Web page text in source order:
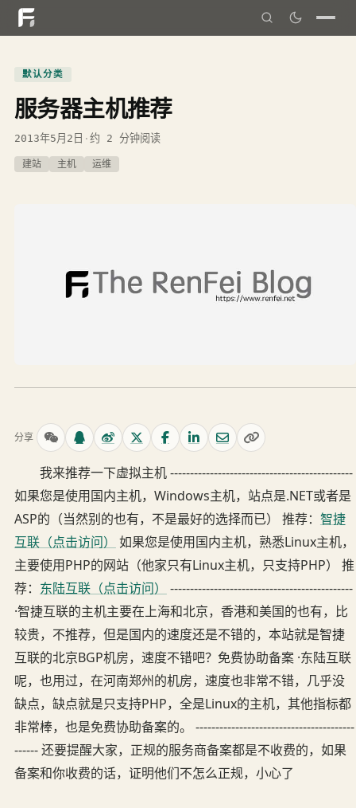
默认分类
服务器主机推荐
2013年5月2日 · 约 2 分钟阅读
建站 主机 运维
分享
我来推荐一下虚拟主机 ----------------------------------------------
如果您是使用国内主机，Windows主机，站点是.NET或者是
ASP的（当然别的也有，不是最好的选择而已） 推荐： 智捷
互联（点击访问）
如果您是使用国内主机，熟悉Linux主机，
主要使用PHP的网站（他家只有Linux主机，只支持PHP） 推
荐： 东陆互联（点击访问）
----------------------------------------------
·智捷互联的主机主要在上海和北京，香港和美国的也有，比
较贵，不推荐，但是国内的速度还是不错的，本站就是智捷
互联的北京BGP机房，速度不错吧？免费协助备案 ·东陆互联
呢，也用过，在河南郑州的机房，速度也非常不错，几乎没
缺点，缺点就是只支持PHP，全是Linux的主机，其他指标都
非常棒，也是免费协助备案的。 ----------------------------------------
------ 还要提醒大家，正规的服务商备案都是不收费的，如果
备案和你收费的话，证明他们不怎么正规，小心了